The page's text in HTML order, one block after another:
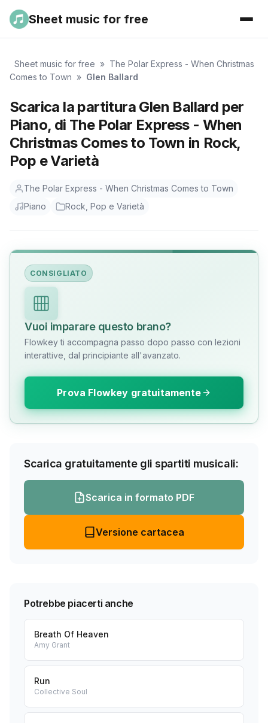
Sheet music for free
Sheet music for free » The Polar Express - When Christmas
Comes to Town » Glen Ballard
Scarica la partitura Glen Ballard per
Piano, di The Polar Express - When
Christmas Comes to Town in Rock,
Pop e Varietà
The Polar Express - When Christmas Comes to Town
Piano
Rock, Pop e Varietà
CONSIGLIATO
Vuoi imparare questo brano?
Flowkey ti accompagna passo dopo passo con lezioni
interattive, dal principiante all'avanzato.
Prova Flowkey gratuitamente
Scarica gratuitamente gli spartiti musicali:
Scarica in formato PDF
Versione cartacea
Potrebbe piacerti anche
Breath Of Heaven
Amy Grant
Run
Collective Soul